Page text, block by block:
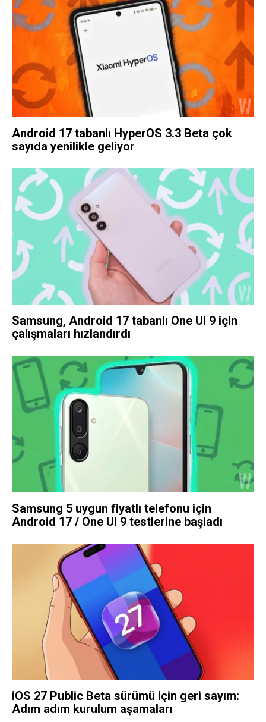
Android 17 tabanlı HyperOS 3.3 Beta çok
sayıda yenilikle geliyor
Samsung, Android 17 tabanlı One UI 9 için
çalışmaları hızlandırdı
Samsung 5 uygun fiyatlı telefonu için
Android 17 / One UI 9 testlerine başladı
iOS 27 Public Beta sürümü için geri sayım:
Adım adım kurulum aşamaları